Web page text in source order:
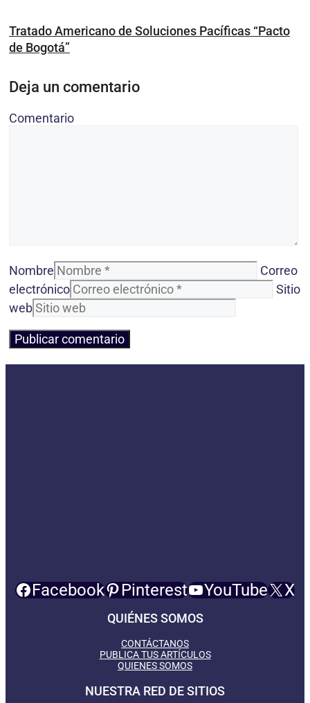
Tratado Americano de Soluciones Pacíficas “Pacto
de Bogotá”
Deja un comentario
Comentario
Nombre
Correo
electrónico
Sitio
web
Facebook Pinterest YouTube X
QUIÉNES SOMOS
CONTÁCTANOS
PUBLICA TUS ARTÍCULOS
QUIENES SOMOS
NUESTRA RED DE SITIOS